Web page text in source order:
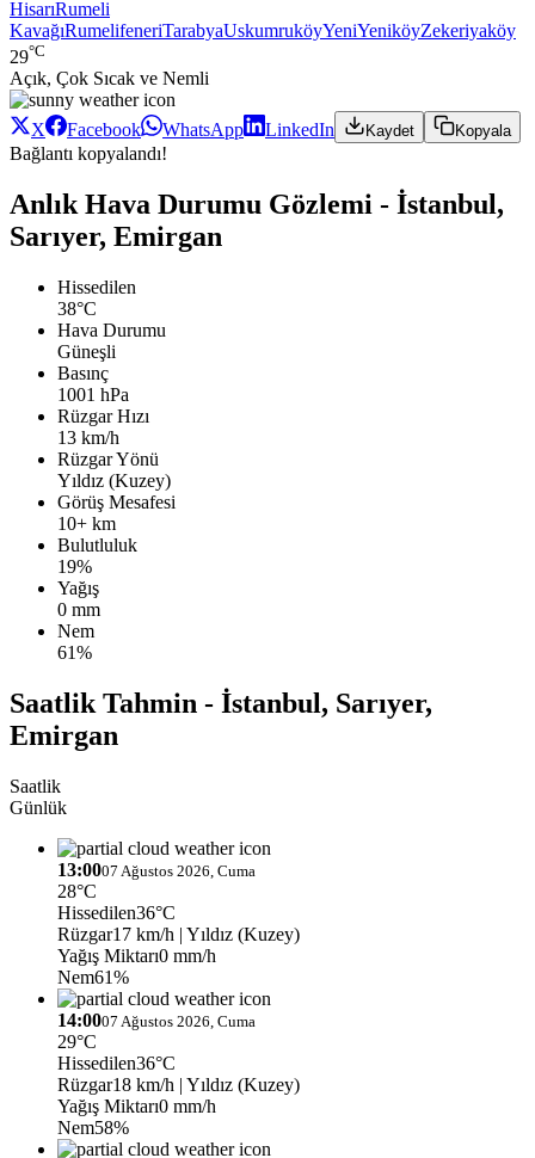
HisarıRumeli
KavağıRumelifeneriTarabyaUskumruköyYeniYeniköyZekeriyaköy
29°C
Açık, Çok Sıcak ve Nemli
X Facebook WhatsApp LinkedIn Kaydet Kopyala
Bağlantı kopyalandı!
Anlık Hava Durumu Gözlemi - İstanbul,
Sarıyer, Emirgan
Hissedilen
38°C
Hava Durumu
Güneşli
Basınç
1001 hPa
Rüzgar Hızı
13 km/h
Rüzgar Yönü
Yıldız (Kuzey)
Görüş Mesafesi
10+ km
Bulutluluk
19%
Yağış
0 mm
Nem
61%
Saatlik Tahmin - İstanbul, Sarıyer,
Emirgan
Saatlik
Günlük
13:0007 Ağustos 2026, Cuma
28°C
Hissedilen36°C
Rüzgar17 km/h | Yıldız (Kuzey)
Yağış Miktarı0 mm/h
Nem61%
14:0007 Ağustos 2026, Cuma
29°C
Hissedilen36°C
Rüzgar18 km/h | Yıldız (Kuzey)
Yağış Miktarı0 mm/h
Nem58%